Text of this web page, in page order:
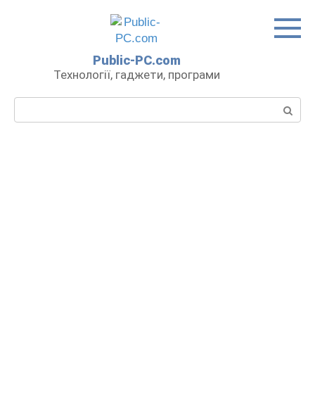
Public-PC.com
Технології, гаджети, програми